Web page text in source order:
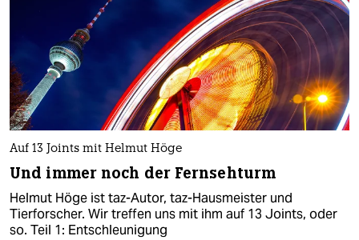
Auf 13 Joints mit Helmut Höge
Und immer noch der Fernsehturm
Helmut Höge ist taz-Autor, taz-Hausmeister und
Tierforscher. Wir treffen uns mit ihm auf 13 Joints, oder
so. Teil 1: Entschleunigung